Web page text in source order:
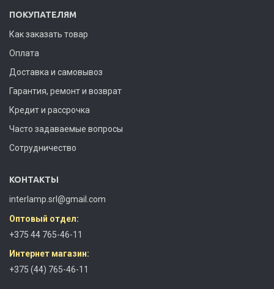
ПОКУПАТЕЛЯМ
Как заказать товар
Оплата
Доставка и самовывоз
Гарантия, ремонт и возврат
Кредит и рассрочка
Часто задаваемые вопросы
Сотрудничество
КОНТАКТЫ
interlamp.srl@gmail.com
Оптовый отдел:
+375 44 765-46-11
Интернет магазин:
+375 (44) 765-46-11